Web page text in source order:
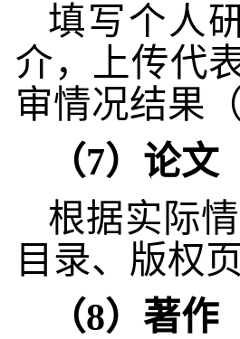
填写个人
介，上传代
审情况结果
（7）论文
根据实际
目录、版权
（8）著作